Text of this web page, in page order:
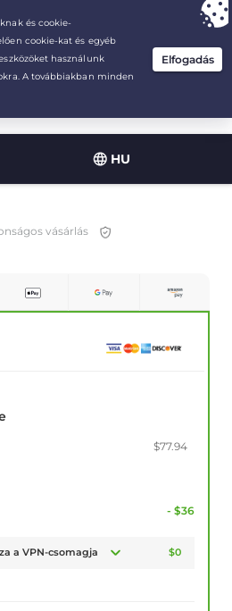
HU
for 2.1666666666667-years at $
/month
vásárlás
$77.94
- $36
a VPN-csomagja $0